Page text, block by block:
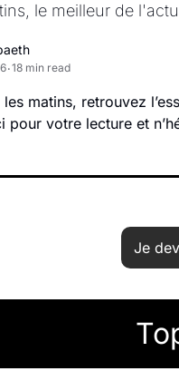
le meilleur de
•18 min read
matins, retrouvez
pour votre lecture et
Je